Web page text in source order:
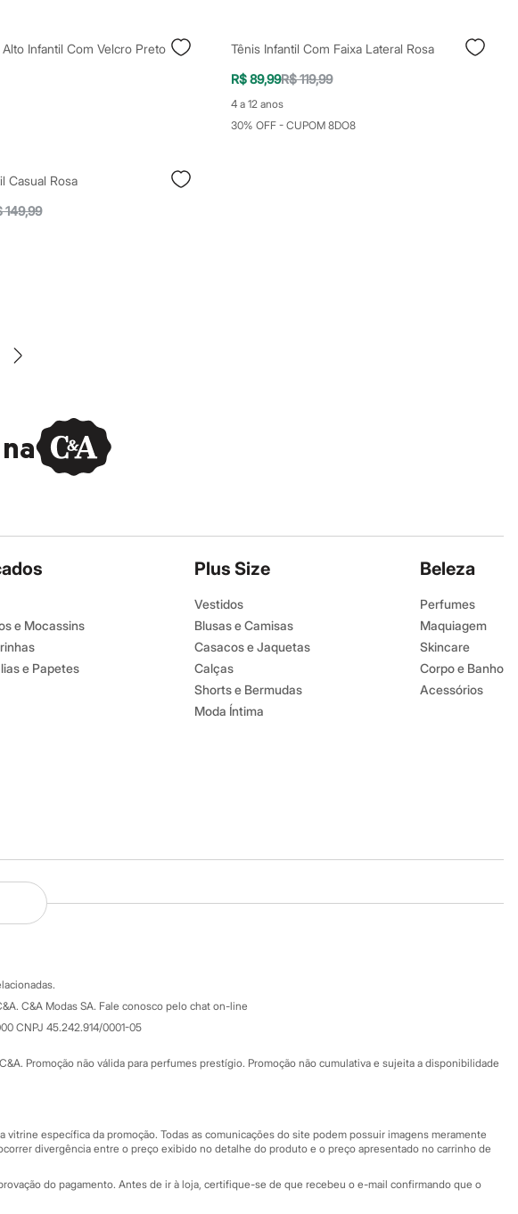
Infantil Com Velcro Preto
Tênis Infantil Com Faixa Lateral Rosa
R$ 89,99R$ 119,99
4 a 12 anos
30% OFF - CUPOM 8DO8
Casual Rosa
149,99
e Mocassins
e Papetes
Plus Size
Vestidos
Blusas e Camisas
Casacos e Jaquetas
Calças
Shorts e Bermudas
Moda Íntima
Beleza
Perfumes
Maquiagem
Skincare
Corpo e Banho
Acessórios
Atendimento
Fale conosco
Central de ética
Eventos
C&A Modas SA. Fale conosco pelo chat on-line
CNPJ 45.242.914/0001-05
Promoção não válida para perfumes prestígio. Promoção não cumulativa e sujeita a disponibilidade
específica da promoção. Todas as comunicações do site podem possuir imagens meramente
divergência entre o preço exibido no detalhe do produto e o preço apresentado no carrinho de
do pagamento. Antes de ir à loja, certifique-se de que recebeu o e-mail confirmando que o